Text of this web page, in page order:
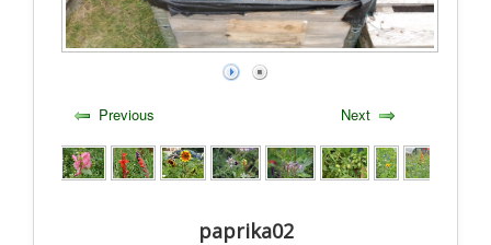
Previous Next
paprika02